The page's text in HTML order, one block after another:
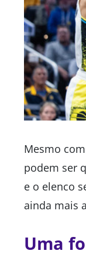
Mesmo
podem ser
e o elenco
ainda mais
Uma